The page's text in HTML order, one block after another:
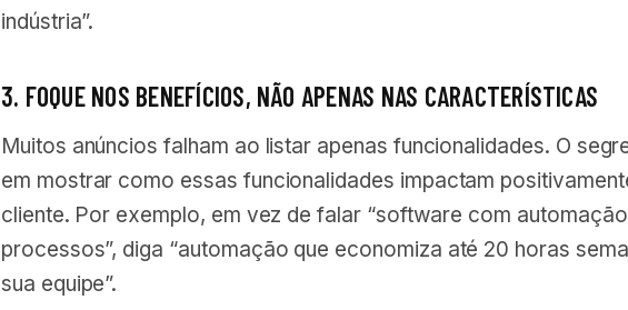
indústria”.
3. FOQUE NOS BENEFÍCIOS, NÃO APENAS NAS CARACTERÍSTICAS
Muitos anúncios falham ao listar apenas funcionalidades. O
em mostrar como essas funcionalidades impactam
cliente. Por exemplo, em vez de falar “software com
processos”, diga “automação que economiza até 20 horas
sua equipe”.